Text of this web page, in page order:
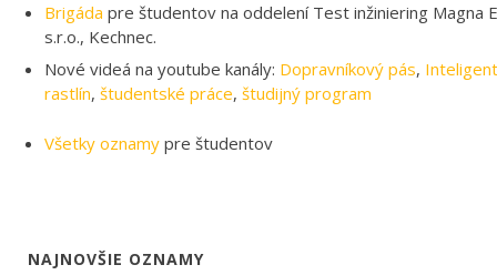
Brigáda pre študentov na oddelení Test inžiniering Magna
s.r.o., Kechnec.
Nové videá na youtube kanály: Dopravníkový pás,
rastlín, študentské práce, študijný program
Všetky oznamy pre študentov
NAJNOVŠIE OZNAMY